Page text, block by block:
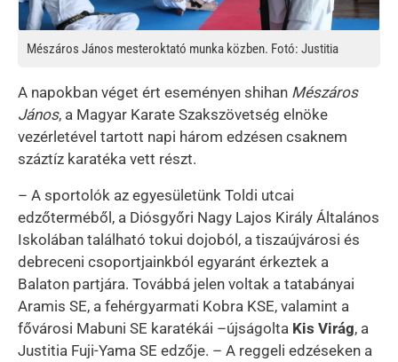
Mészáros János mesteroktató munka közben. Fotó: Justitia
A napokban véget ért eseményen shihan Mészáros
János, a Magyar Karate Szakszövetség elnöke
vezérletével tartott napi három edzésen csaknem
száztíz karatéka vett részt.
– A sportolók az egyesületünk Toldi utcai
edzőterméből, a Diósgyőri Nagy Lajos Király Általános
Iskolában található tokui dojoból, a tiszaújvárosi és
debreceni csoportjainkból egyaránt érkeztek a
Balaton partjára. Továbbá jelen voltak a tatabányai
Aramis SE, a fehérgyarmati Kobra KSE, valamint a
fővárosi Mabuni SE karatékái –újságolta Kis Virág, a
Justitia Fuji-Yama SE edzője. – A reggeli edzéseken a